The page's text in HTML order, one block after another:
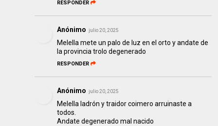
RESPONDER
Anónimo julio 20, 2025
Melella mete un palo de luz en el orto y andate de
la provincia trolo degenerado
RESPONDER
Anónimo julio 20, 2025
Melella ladrón y traidor coimero arruinaste a
todos.
Andate degenerado mal nacido